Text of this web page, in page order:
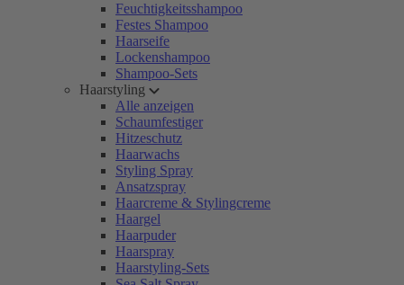
Feuchtigkeitsshampoo
Festes Shampoo
Haarseife
Lockenshampoo
Shampoo-Sets
Haarstyling
Alle anzeigen
Schaumfestiger
Hitzeschutz
Haarwachs
Styling Spray
Ansatzspray
Haarcreme & Stylingcreme
Haargel
Haarpuder
Haarspray
Haarstyling-Sets